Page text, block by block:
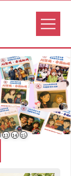
13 14 15